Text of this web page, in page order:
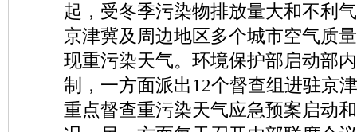
起，受冬季污染物排放量大和不利
京津冀及周边地区多个城市空气质
现重污染天气。环境保护部启动部
制，一方面派出12个督查组进驻京
重点督查重污染天气应急预案启动